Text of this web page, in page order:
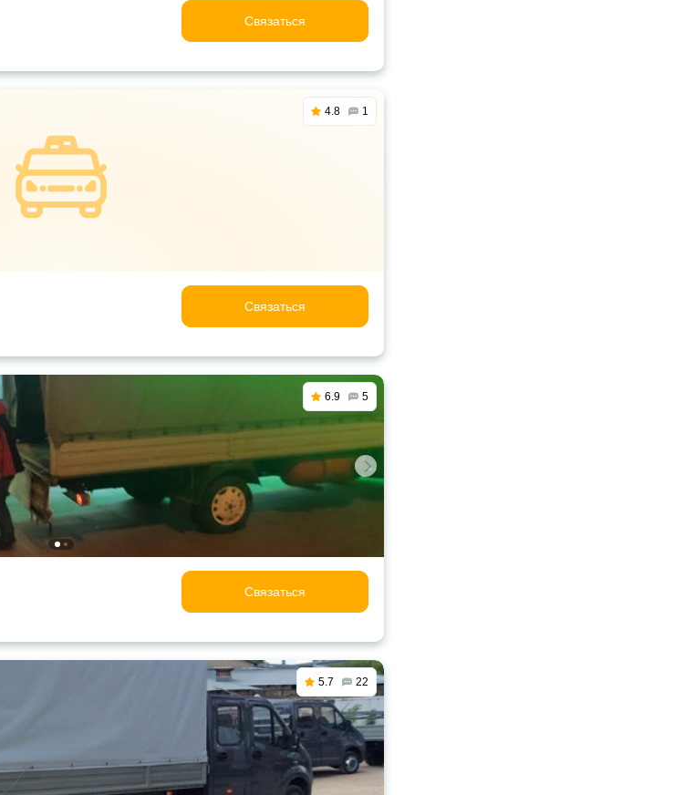
Связаться
4.8 1
Связаться
6.9 5
Связаться
5.7 22